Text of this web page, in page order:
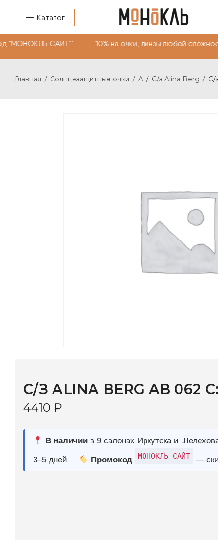
Каталог
САЙТ"" -10% на очки, линзы любой
Главная / Солнцезащитные очки / A / С/з Alina Berg / С/
3–5 дней | Промокод — скидка 10%